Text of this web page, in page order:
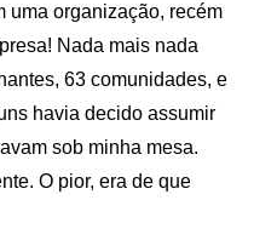
uma organização, recém
Nada mais nada
63 comunidades, e
havia decido assumir
sob minha mesa.
O pior, era de que